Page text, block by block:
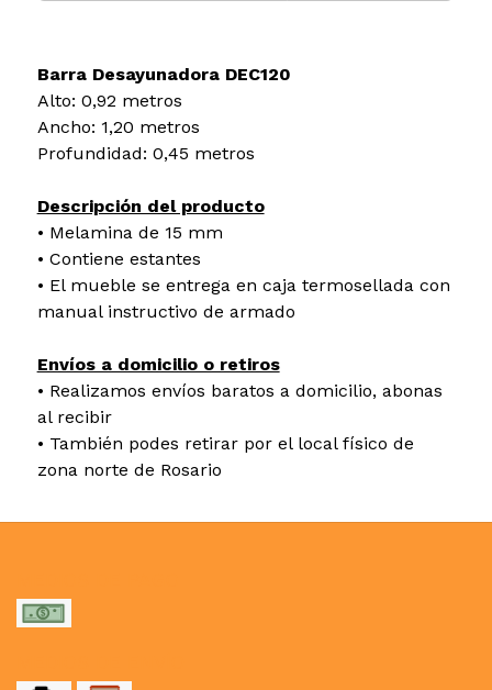
Barra Desayunadora DEC120
Alto: 0,92 metros
Ancho: 1,20 metros
Profundidad: 0,45 metros
Descripción del producto
• Melamina de 15 mm
• Contiene estantes
• El mueble se entrega en caja termosellada con
manual instructivo de armado
Envíos a domicilio o retiros
• Realizamos envíos baratos a domicilio, abonas
al recibir
• También podes retirar por el local físico de
zona norte de Rosario